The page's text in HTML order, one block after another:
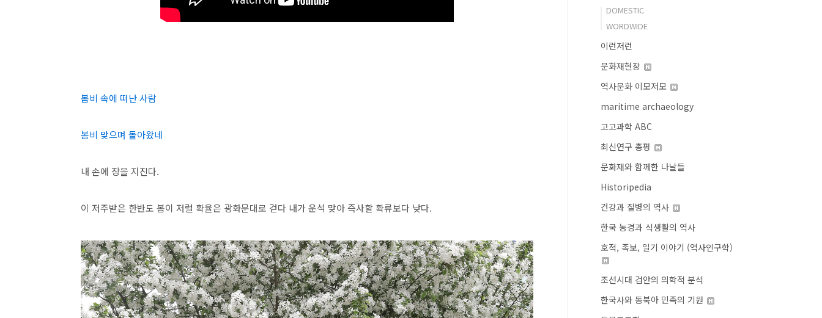
봄비 속에 떠난 사람
봄비 맞으며 돌아왔네
내 손에 장을 지진다.
이 저주받은 한반도 봄이 저럴 확율은 광화문대로 걷다 내가 운석 맞아 즉사할 확류보다 낮다.
DOMESTIC
WORDWIDE
이런저런
문화재현장
역사문화 이모저모
maritime archaeology
고고과학 ABC
최신연구 총평
문화재와 함께한 나날들
Historipedia
건강과 질병의 역사
한국 농경과 식생활의 역사
호적, 족보, 일기 이야기 (역사인구학)
조선시대 검안의 의학적 분석
한국사와 동북아 민족의 기원